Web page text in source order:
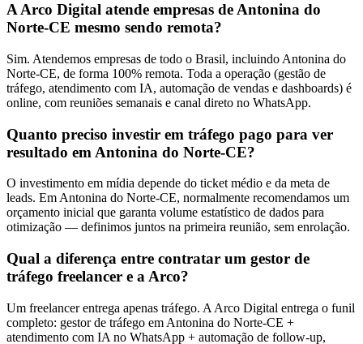
A Arco Digital atende empresas de Antonina do
Norte-CE mesmo sendo remota?
Sim. Atendemos empresas de todo o Brasil, incluindo Antonina do
Norte-CE, de forma 100% remota. Toda a operação (gestão de
tráfego, atendimento com IA, automação de vendas e dashboards) é
online, com reuniões semanais e canal direto no WhatsApp.
Quanto preciso investir em tráfego pago para ver
resultado em Antonina do Norte-CE?
O investimento em mídia depende do ticket médio e da meta de
leads. Em Antonina do Norte-CE, normalmente recomendamos um
orçamento inicial que garanta volume estatístico de dados para
otimização — definimos juntos na primeira reunião, sem enrolação.
Qual a diferença entre contratar um gestor de
tráfego freelancer e a Arco?
Um freelancer entrega apenas tráfego. A Arco Digital entrega o funil
completo: gestor de tráfego em Antonina do Norte-CE +
atendimento com IA no WhatsApp + automação de follow-up,